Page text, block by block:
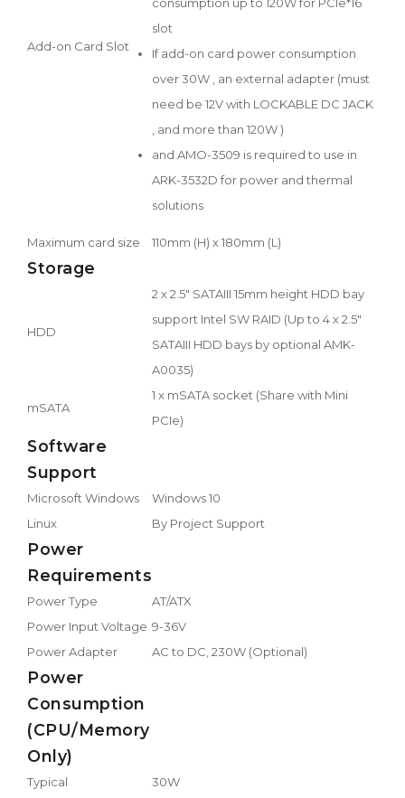
Add-on Card Slot
slot
If add-on card power consumption
over 30W , an external adapter (must
need be 12V with LOCKABLE DC JACK
, and more than 120W )
and AMO-3509 is required to use in
ARK-3532D for power and thermal
solutions
Maximum card size 110mm (H) x 180mm (L)
Storage
HDD
2 x 2.5" SATAIII 15mm height HDD bay
support Intel SW RAID (Up to 4 x 2.5"
SATAIII HDD bays by optional AMK-
A0035)
mSATA
1 x mSATA socket (Share with Mini
PCIe)
Software
Support
Microsoft Windows
Windows 10
Linux
By Project Support
Power
Requirements
Power Type
AT/ATX
Power Input Voltage 9-36V
Power Adapter
AC to DC, 230W (Optional)
Power
Consumption
(CPU/Memory
Only)
Typical
30W